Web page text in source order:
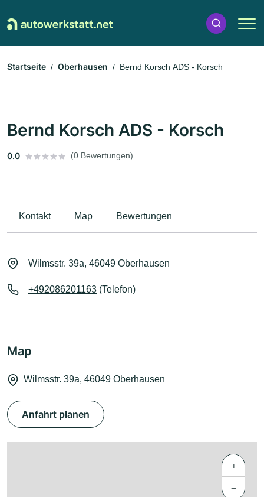
Startseite Oberhausen Bernd Korsch ADS - Korsch
Bernd Korsch ADS - Korsch
0.0 (0 Bewertungen)
Kontakt Map Bewertungen
Wilmsstr. 39a, 46049 Oberhausen
+492086201163 (Telefon)
Map
Wilmsstr. 39a, 46049 Oberhausen
Anfahrt planen
+
−